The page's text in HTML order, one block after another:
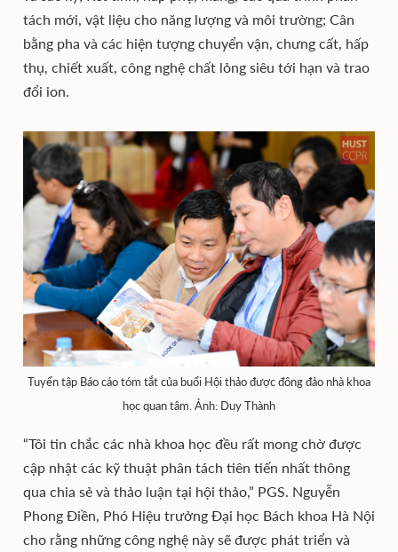
tách mới, vật liệu cho năng lượng và môi trường; Cân
bằng pha và các hiện tượng chuyển vận, chưng cất, hấp
thụ, chiết xuất, công nghệ chất lỏng siêu tới hạn và trao
đổi ion.
Tuyển tập Báo cáo tóm tắt của buổi Hội thảo được đông đảo nhà khoa
học quan tâm. Ảnh: Duy Thành
“Tôi tin chắc các nhà khoa học đều rất mong chờ được
cập nhật các kỹ thuật phân tách tiên tiến nhất thông
qua chia sẻ và thảo luận tại hội thảo,” PGS. Nguyễn
Phong Điền, Phó Hiệu trưởng Đại học Bách khoa Hà Nội
cho rằng những công nghệ này sẽ được phát triển và